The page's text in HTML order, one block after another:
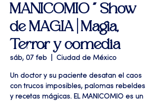
MANICOMIO " Show
de MAGIA | Magia,
Terror y comedia
sáb, 07 feb Ciudad de México
Un doctor y su paciente desatan el caos
con trucos imposibles, palomas rebeldes
y recetas mágicas. EL MANICOMIO es un